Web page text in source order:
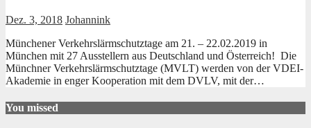
Dez. 3, 2018 Johannink
Münchener Verkehrslärmschutztage am 21. – 22.02.2019 in
München mit 27 Ausstellern aus Deutschland und Österreich! Die
Münchner Verkehrslärmschutztage (MVLT) werden von der VDEI-
Akademie in enger Kooperation mit dem DVLV, mit der…
You missed